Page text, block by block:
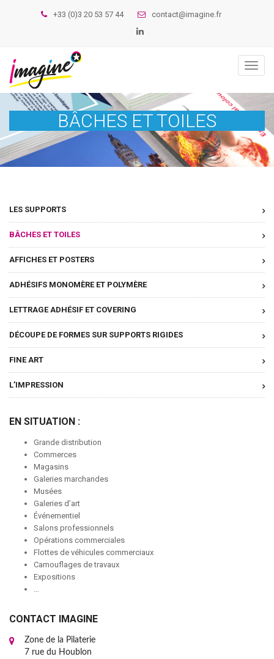
+33 (0)3 20 53 57 44 contact@imagine.fr
BÂCHES ET TOILES
LES SUPPORTS
BÂCHES ET TOILES
AFFICHES ET POSTERS
ADHÉSIFS MONOMÈRE ET POLYMÈRE
LETTRAGE ADHÉSIF ET COVERING
DÉCOUPE DE FORMES SUR SUPPORTS RIGIDES
FINE ART
L’IMPRESSION
EN SITUATION :
Grande distribution
Commerces
Magasins
Galeries marchandes
Musées
Galeries d’art
Événementiel
Salons professionnels
Opérations commerciales
Flottes de véhicules commerciaux
Camouflages de travaux
Expositions
…
CONTACT IMAGINE
Zone de la Pilaterie
7 rue du Houblon